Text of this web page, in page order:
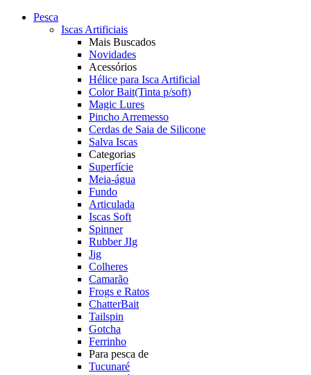
Pesca
Iscas Artificiais
Mais Buscados
Novidades
Acessórios
Hélice para Isca Artificial
Color Bait(Tinta p/soft)
Magic Lures
Pincho Arremesso
Cerdas de Saia de Silicone
Salva Iscas
Categorias
Superfície
Meia-água
Fundo
Articulada
Iscas Soft
Spinner
Rubber JIg
Jig
Colheres
Camarão
Frogs e Ratos
ChatterBait
Tailspin
Gotcha
Ferrinho
Para pesca de
Tucunaré